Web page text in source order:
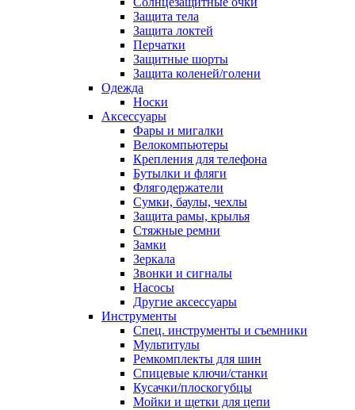
Защита тела
Защита локтей
Перчатки
Защитные шорты
Защита коленей/голени
Одежда
Носки
Аксессуары
Фары и мигалки
Велокомпьютеры
Крепления для телефона
Бутылки и фляги
Флягодержатели
Сумки, баулы, чехлы
Защита рамы, крылья
Стяжные ремни
Замки
Зеркала
Звонки и сигналы
Насосы
Другие аксессуары
Инструменты
Спец. инструменты и съемники
Мультитулы
Ремкомплекты для шин
Спицевые ключи/станки
Кусачки/плоскогубцы
Мойки и щетки для цепи